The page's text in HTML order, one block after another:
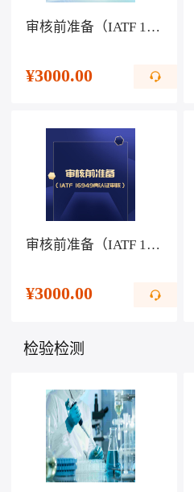
审核前准备（IATF 16949再认证审核）
¥3000.00
审核前准备（IATF 16949再认证审核）
¥3000.00
检验检测